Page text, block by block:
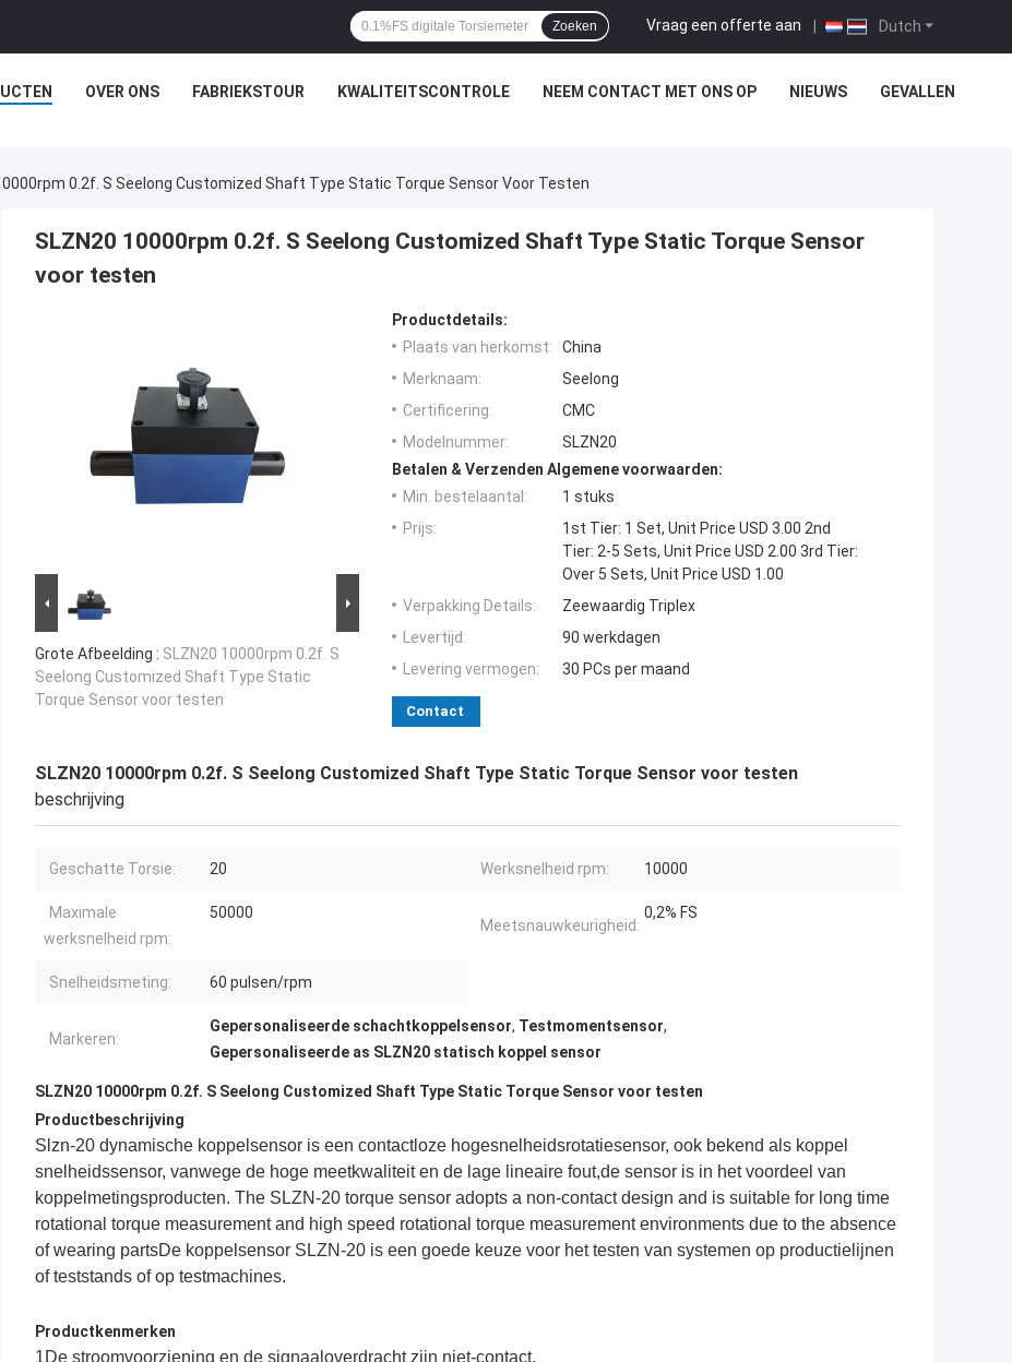
Dutch
Vraag een offerte aan |
Zoeken
OVER ONS FABRIEKSTOUR KWALITEITSCONTROLE NEEM CONTACT MET ONS OP NIEUWS GEVALLEN
0.2f. S Seelong Customized Shaft Type Static Torque Sensor Voor Testen
SLZN20 10000rpm 0.2f. S Seelong Customized Shaft Type Static Torque Sensor
voor testen
Grote Afbeelding : SLZN20 10000rpm 0.2f. S
Seelong Customized Shaft Type Static
Torque Sensor voor testen
Productdetails:
Plaats van herkomst:
China
Merknaam:
Seelong
Certificering:
CMC
Modelnummer:
SLZN20
Betalen & Verzenden Algemene voorwaarden:
Min. bestelaantal:
1 stuks
Prijs:
1st Tier: 1 Set, Unit Price USD 3.00 2nd
Tier: 2-5 Sets, Unit Price USD 2.00 3rd Tier:
Over 5 Sets, Unit Price USD 1.00
Verpakking Details:
Zeewaardig Triplex
Levertijd:
90 werkdagen
Levering vermogen:
30 PCs per maand
Contact
SLZN20 10000rpm 0.2f. S Seelong Customized Shaft Type Static Torque Sensor voor testen
beschrijving
Geschatte Torsie: 20 Werksnelheid rpm: 10000
Maximale
werksnelheid rpm:
50000
Meetsnauwkeurigheid:
0,2% FS
Snelheidsmeting: 60 pulsen/rpm
Markeren:
Gepersonaliseerde schachtkoppelsensor, Testmomentsensor,
Gepersonaliseerde as SLZN20 statisch koppel sensor
SLZN20 10000rpm 0.2f. S Seelong Customized Shaft Type Static Torque Sensor voor testen
Productbeschrijving
Slzn-20 dynamische koppelsensor is een contactloze hogesnelheidsrotatiesensor, ook bekend als koppel
snelheidssensor, vanwege de hoge meetkwaliteit en de lage lineaire fout,de sensor is in het voordeel van
koppelmetingsproducten. The SLZN-20 torque sensor adopts a non-contact design and is suitable for long time
rotational torque measurement and high speed rotational torque measurement environments due to the absence
of wearing partsDe koppelsensor SLZN-20 is een goede keuze voor het testen van systemen op productielijnen
of teststands of op testmachines.
Productkenmerken
1De stroomvoorziening en de signaaloverdracht zijn niet-contact.